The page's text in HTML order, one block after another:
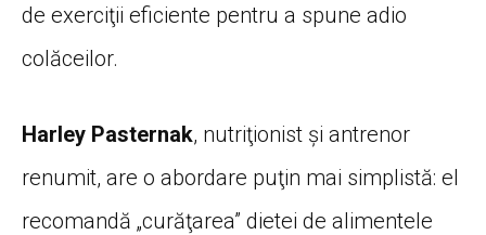
de exerciţii eficiente pentru a spune adio
colăceilor.
Harley Pasternak, nutriţionist şi antrenor
renumit, are o abordare puţin mai simplistă: el
recomandă „curăţarea” dietei de alimentele